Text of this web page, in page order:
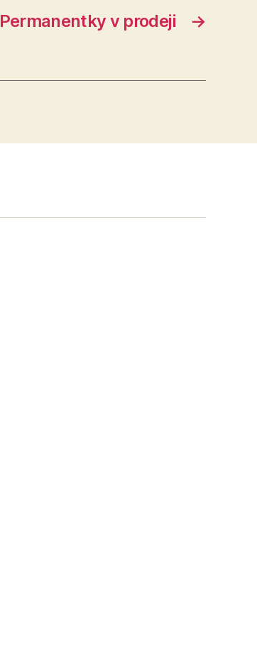
→
Permanentky v prodeji